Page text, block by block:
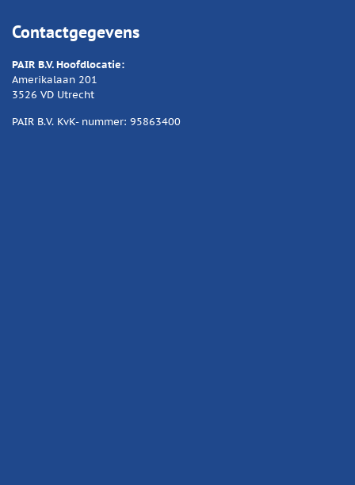
Contactgegevens
PAIR B.V. Hoofdlocatie:
Amerikalaan 201
3526 VD Utrecht
PAIR B.V. KvK- nummer: 95863400